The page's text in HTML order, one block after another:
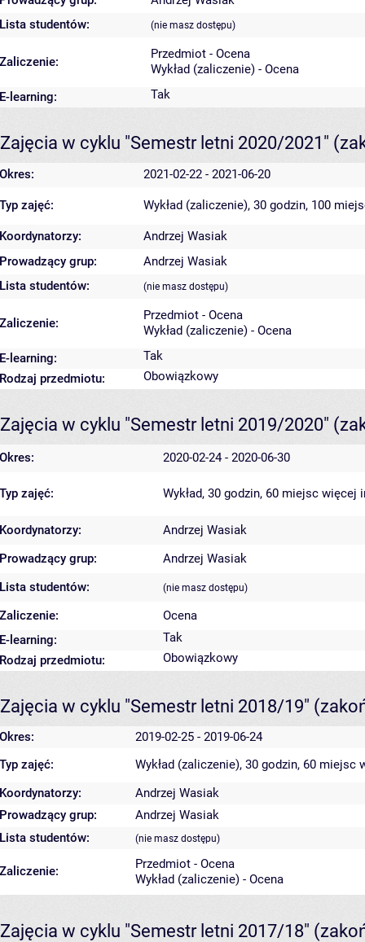
Lista studentów:
(nie masz dostępu)
Zaliczenie:
Przedmiot - Ocena
Wykład (zaliczenie) - Ocena
E-learning:
Tak
Zajęcia w cyklu "Semestr letni 2020/2021"
Okres: 2021-02-22 - 2021-06-20
Typ zajęć: Wykład (zaliczenie), 30 godzin, 100
Koordynatorzy:
Andrzej Wasiak
Prowadzący grup:
Andrzej Wasiak
Lista studentów:
(nie masz dostępu)
Zaliczenie:
Przedmiot - Ocena
Wykład (zaliczenie) - Ocena
E-learning:
Tak
Rodzaj przedmiotu:
Obowiązkowy
Zajęcia w cyklu "Semestr letni 2019/2020"
Okres: 2020-02-24 - 2020-06-30
Typ zajęć: Wykład, 30 godzin, 60 miejsc więcej
Koordynatorzy:
Andrzej Wasiak
Prowadzący grup:
Andrzej Wasiak
Lista studentów:
(nie masz dostępu)
Zaliczenie:
Ocena
E-learning:
Tak
Rodzaj przedmiotu:
Obowiązkowy
Zajęcia w cyklu "Semestr letni 2018/19"
Okres:
2019-02-25 - 2019-06-24
Typ zajęć:
Wykład (zaliczenie), 30 godzin, 60 miejsc
Koordynatorzy:
Andrzej Wasiak
Prowadzący grup:
Andrzej Wasiak
Lista studentów:
(nie masz dostępu)
Zaliczenie:
Przedmiot - Ocena
Wykład (zaliczenie) - Ocena
Zajęcia w cyklu "Semestr letni 2017/18"